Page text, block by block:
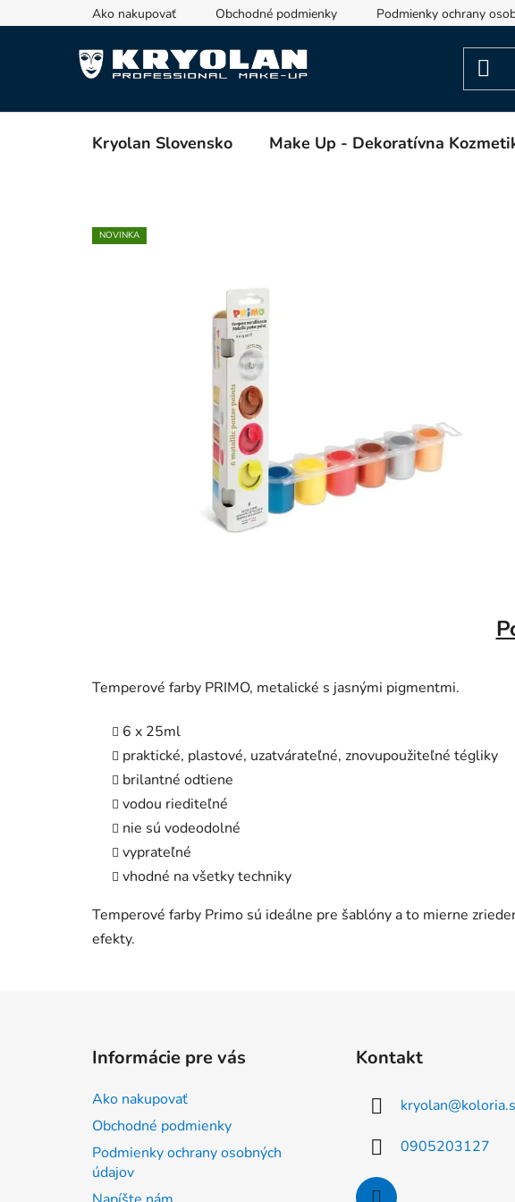
na
Ako nakupovať Obchodné podmienky Podmienky ochrany
Kryolan Slovensko Make Up - Dekoratívna
NOVINKA
Temperové farby PRIMO, metalické s jasnými pigmentmi.
6 x 25ml
praktické, plastové, uzatvárateľné, znovupoužiteľné tégliky
brilantné odtiene
vodou riediteľné
nie sú vodeodolné
vyprateľné
vhodné na všetky techniky
Temperové farby Primo sú ideálne pre šablóny a to mierne
efekty.
Informácie pre vás
Ako nakupovať
Obchodné podmienky
Podmienky ochrany osobných
údajov
Kontakt
kryolan@
0905203127